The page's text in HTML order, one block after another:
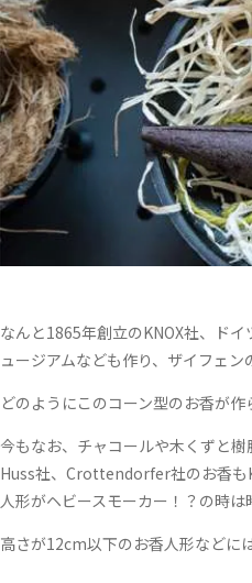
なんと1865年創立のKNOX社、ド
ュージアムなども作り、ザイフェ
どのようにこのコーン型のお香が
今もなお、チャコールや木くずと
Huss社、Crottendorfer社のお香も
人形がヘビースモーカー！？の時は
高さが12cm以下のお香人形などに